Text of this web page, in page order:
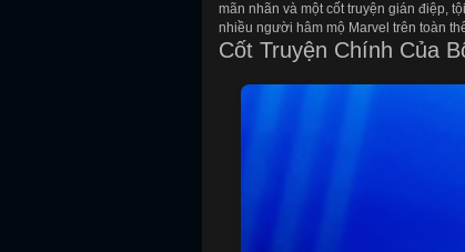
mãn nhãn và một cốt truyện gián điệp,
nhiều người hâm mộ Marvel trên toàn
Cốt Truyện Chính Của